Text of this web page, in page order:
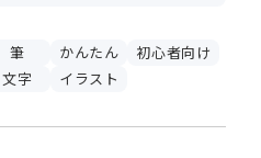
筆 かんたん
初心者向け
文字
イラスト